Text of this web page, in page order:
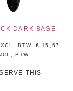
DARK BASE
BTW. €
15,67
BTW.
THIS